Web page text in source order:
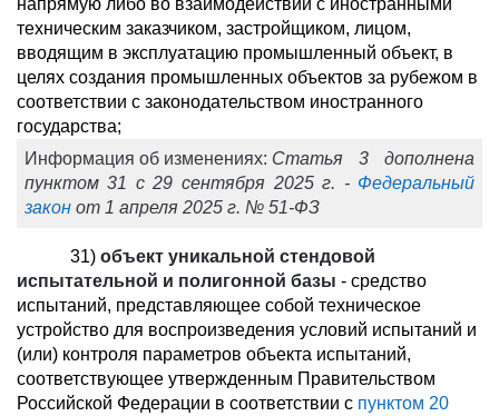
напрямую либо во взаимодействии с иностранными
техническим заказчиком, застройщиком, лицом,
вводящим в эксплуатацию промышленный объект, в
целях создания промышленных объектов за рубежом в
соответствии с законодательством иностранного
государства;
Информация об изменениях: Статья 3 дополнена
пунктом 31 с 29 сентября 2025 г. - Федеральный
законот 1 апреля 2025 г. № 51-ФЗ
31) объект уникальной стендовой
испытательной и полигонной базы - средство
испытаний, представляющее собой техническое
устройство для воспроизведения условий испытаний и
(или) контроля параметров объекта испытаний,
соответствующее утвержденным Правительством
Российской Федерации в соответствии с пунктом 20